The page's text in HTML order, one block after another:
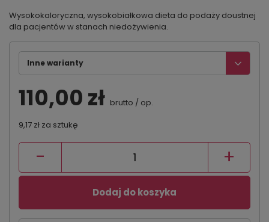
Wysokokaloryczna, wysokobiałkowa dieta do podaży doustnej
dla pacjentów w stanach niedożywienia.
Inne warianty
110,00 zł brutto / op.
9,17 zł za sztukę
- +
Dodaj do koszyka